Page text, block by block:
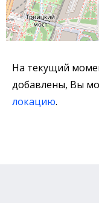
На текущий
добавлены, Вы
локацию.